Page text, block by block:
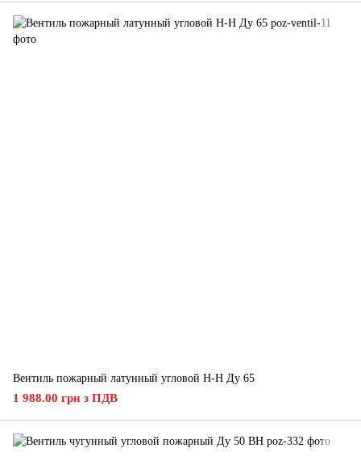
Вентиль пожарный латунный угловой Н-Н Ду 65
1 988.00 грн з ПДВ